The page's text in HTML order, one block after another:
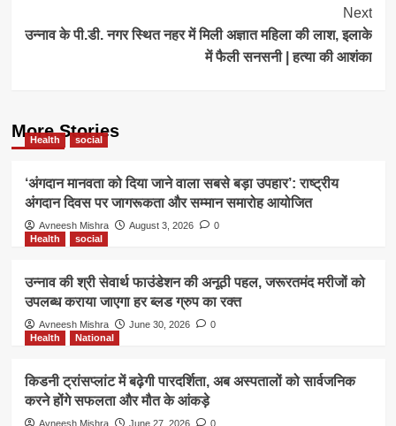
Next
उन्नाव के पी.डी. नगर स्थित नहर में मिली अज्ञात महिला की लाश, इलाके
में फैली सनसनी | हत्या की आशंका
More Stories
Health social
‘अंगदान मानवता को दिया जाने वाला सबसे बड़ा उपहार’: राष्ट्रीय
अंगदान दिवस पर जागरूकता और सम्मान समारोह आयोजित
Avneesh Mishra August 3, 2026
0
Health
social
उन्नाव की श्री सेवार्थ फाउंडेशन की अनूठी पहल, जरूरतमंद मरीजों को
उपलब्ध कराया जाएगा हर ब्लड ग्रुप का रक्त
Avneesh Mishra June 30, 2026
0
Health
National
किडनी ट्रांसप्लांट में बढ़ेगी पारदर्शिता, अब अस्पतालों को सार्वजनिक
करने होंगे सफलता और मौत के आंकड़े
Avneesh Mishra June 27, 2026 0